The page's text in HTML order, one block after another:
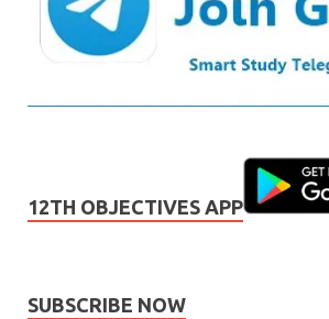
12TH OBJECTIVES APP
SUBSCRIBE NOW